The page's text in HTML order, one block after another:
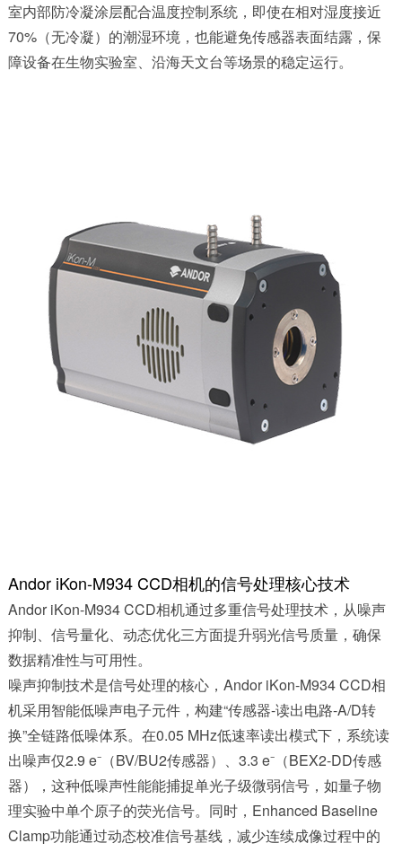
室内部防冷凝涂层配合温度控制系统，即使在相对湿度接近
70%（无冷凝）的潮湿环境，也能避免传感器表面结露，保
障设备在生物实验室、沿海天文台等场景的稳定运行。
Andor iKon-M934 CCD相机的信号处理核心技术
Andor iKon-M934 CCD相机通过多重信号处理技术，从噪声
抑制、信号量化、动态优化三方面提升弱光信号质量，确保
数据精准性与可用性。
噪声抑制技术是信号处理的核心，Andor iKon-M934 CCD相
机采用智能低噪声电子元件，构建“传感器-读出电路-A/D转
换”全链路低噪体系。在0.05 MHz低速率读出模式下，系统读
出噪声仅2.9 e⁻（BV/BU2传感器）、3.3 e⁻（BEX2-DD传感
器），这种低噪声性能能捕捉单光子级微弱信号，如量子物
理实验中单个原子的荧光信号。同时，Enhanced Baseline
Clamp功能通过动态校准信号基线，减少连续成像过程中的